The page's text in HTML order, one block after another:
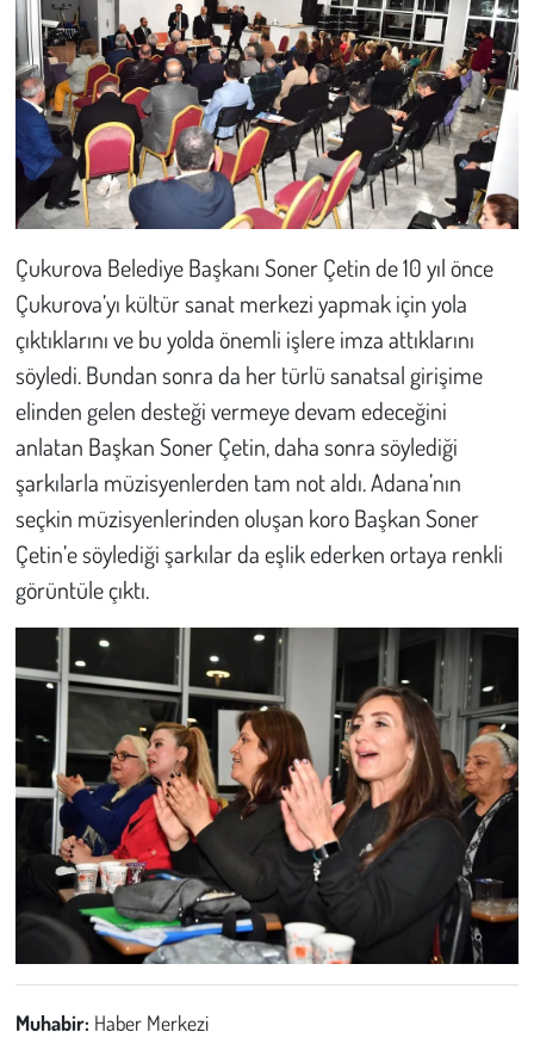
Çukurova Belediye Başkanı Soner Çetin de 10 yıl önce
Çukurova’yı kültür sanat merkezi yapmak için yola
çıktıklarını ve bu yolda önemli işlere imza attıklarını
söyledi. Bundan sonra da her türlü sanatsal girişime
elinden gelen desteği vermeye devam edeceğini
anlatan Başkan Soner Çetin, daha sonra söylediği
şarkılarla müzisyenlerden tam not aldı. Adana’nın
seçkin müzisyenlerinden oluşan koro Başkan Soner
Çetin’e söylediği şarkılar da eşlik ederken ortaya renkli
görüntüle çıktı.
Muhabir: Haber Merkezi
Eğlence